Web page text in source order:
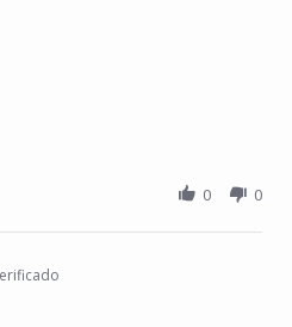
0 0